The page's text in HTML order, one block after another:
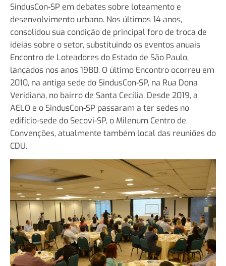
SindusCon-SP em debates sobre loteamento e
desenvolvimento urbano. Nos últimos 14 anos,
consolidou sua condição de principal foro de troca de
ideias sobre o setor, substituindo os eventos anuais
Encontro de Loteadores do Estado de São Paulo,
lançados nos anos 1980. O último Encontro ocorreu em
2010, na antiga sede do SindusCon-SP, na Rua Dona
Veridiana, no bairro de Santa Cecília. Desde 2019, a
AELO e o SindusCon-SP passaram a ter sedes no
edifício-sede do Secovi-SP, o Milenum Centro de
Convenções, atualmente também local das reuniões do
CDU.